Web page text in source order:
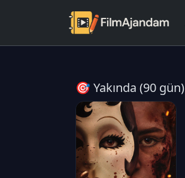
🎯 Yakında (90 gün)